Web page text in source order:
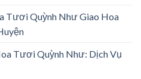
Tươi Quỳnh Như Giao Hoa
Tươi Quỳnh Như: Dịch Vụ